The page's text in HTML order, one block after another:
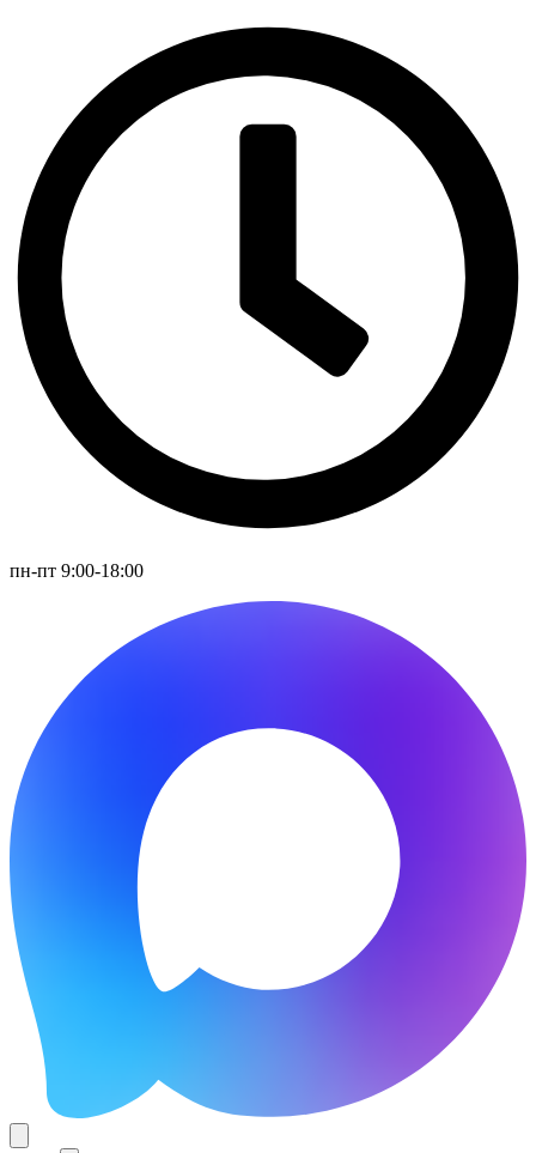
пн-пт 9:00-18:00